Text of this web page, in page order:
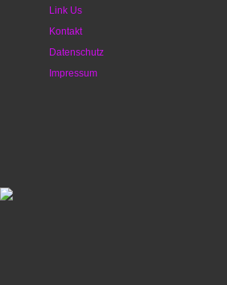
Link Us
Kontakt
Datenschutz
Impressum